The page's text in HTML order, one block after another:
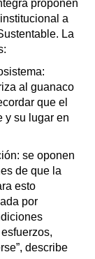
proponen
a
La
al guanaco
que el
y su lugar en
se oponen
de que la
esto
por
describe